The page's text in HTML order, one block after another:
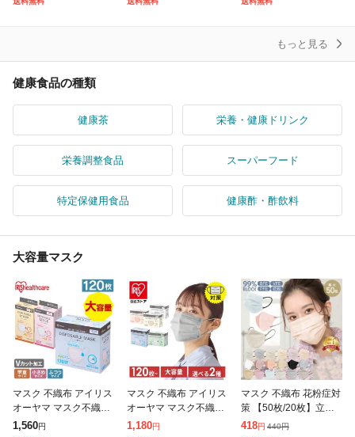
もっと見る
健康食品の種類
健康茶 栄養・健康ドリンク
栄養調整食品 スーパーフード
特定保健用食品 健康酢・酢飲料
大容量マスク
マスク 不織布 アイリス
オーヤマ マスク不織布
不織布 大容量 大人用
1,560円
マスク 不織布 アイリス
オーヤマ マスク不織布
不織布 大容量 大人用
1,180円
マスク 不織布 花粉症対
策 【50枚/20枚】立体
構造 血色マスク 3dマス
418円 440円